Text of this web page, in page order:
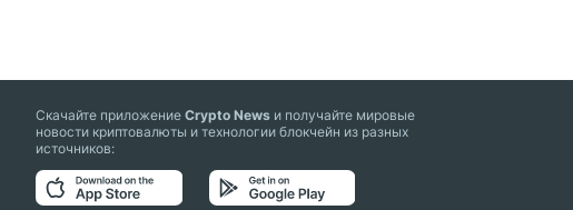
Скачайте приложениеCrypto News и получайте мировые
новости криптовалюты и технологии блокчейн из разных
источников: